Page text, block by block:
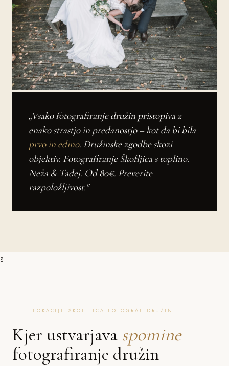
„Vsako fotografiranje družin pristopiva z
enako strastjo in predanostjo – kot da bi bila
prvo in edino. Družinske zgodbe skozi
objektiv. Fotografiranje Škofljica s toplino.
Neža & Tadej. Od 80€. Preverite
razpoložljivost."
s
LOKACIJE ŠKOFLJICA FOTOGRAF DRUŽIN
Kjer ustvarjava spomine
fotografiranje družin